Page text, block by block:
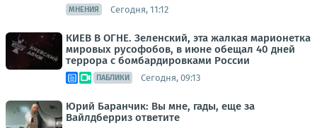
МНЕНИЯ Сегодня, 11:12
КИЕВ В ОГНЕ. Зеленский, эта жалкая марионетка
мировых русофобов, в июне обещал 40 дней
террора с бомбардировками России
ПАБЛИКИ Сегодня, 09:13
Юрий Баранчик: Вы мне, гады, еще за
Вайлдберриз ответите